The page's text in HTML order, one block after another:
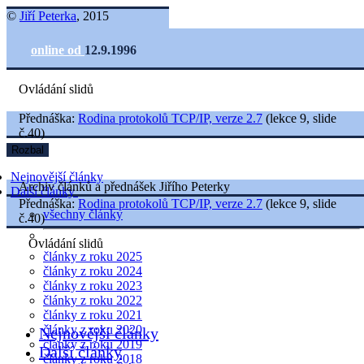
© Jiří Peterka, 2015
online od 12.9.1996
Ovládání slidů
Nejnovější články
Další články
všechny články
články z roku 2025
články z roku 2024
články z roku 2023
články z roku 2022
články z roku 2021
články z roku 2020
články z roku 2019
články z roku 2018
Přednáška: Rodina protokolů TCP/IP, verze 2.7 (lekce 9, slide
č.40)
Rozbal
Archiv článků a přednášek Jiřího Peterky
Přednáška: Rodina protokolů TCP/IP, verze 2.7 (lekce 9, slide
č.40)
Ovládání slidů
Nejnovější články
Další články